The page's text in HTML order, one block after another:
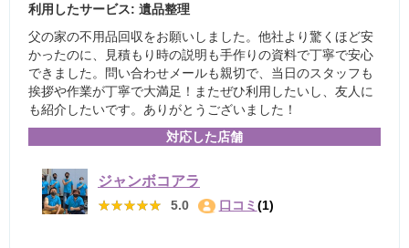
利用したサービス: 遺品整理
父の家の不用品回収をお願いしました。他社より驚くほど安
かったのに、見積もり時の説明も手作りの資料で丁寧で安心
できました。問い合わせメールも親切で、当日のスタッフも
挨拶や作業が丁寧で大満足！またぜひ利用したいし、友人に
も紹介したいです。ありがとうございました！
対応した店舗
ジャンボコアラ
★★★★★
★★★★★ 5.0 口コミ (1)